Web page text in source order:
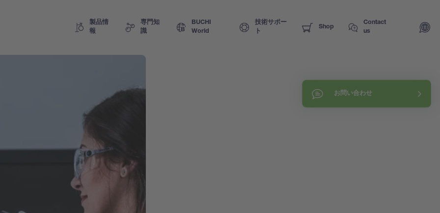
製品情
報
専門知
識
BUCHI
World
技術サポー
ト
Shop
Contact
us
お問い合わせ